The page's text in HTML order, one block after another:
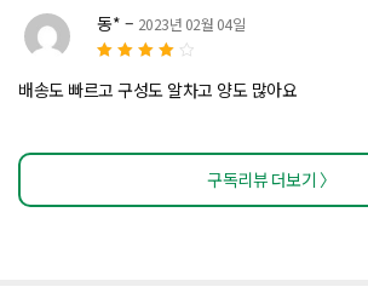
5 중에서 4
로 평가됨
동* – 2023년 02월 04일
배송도 빠르고 구성도 알차고 양도 많아요
구독리뷰 더보기 〉